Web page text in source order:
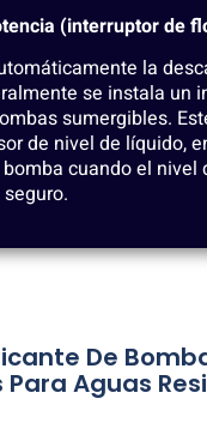
(interruptor de
la
se instala un
sumergibles.
de nivel de líquido,
cuando el nivel
De
Aguas